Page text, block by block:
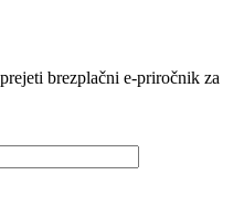
brezplačni e-priročnik za